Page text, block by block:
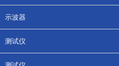
示波器
测试仪